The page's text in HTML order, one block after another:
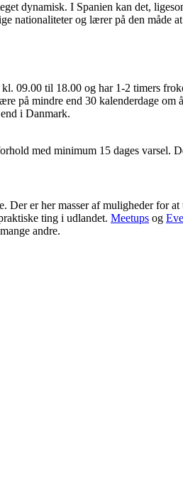
dynamisk. I Spanien kan det,
nationaliteter og lærer på den
09.00 til 18.00 og har 1-2 timers
på mindre end 30 kalenderdage
i Danmark.
med minimum 15 dages varsel.
Der er her masser af muligheder for
ting i udlandet. Meetups og
andre.